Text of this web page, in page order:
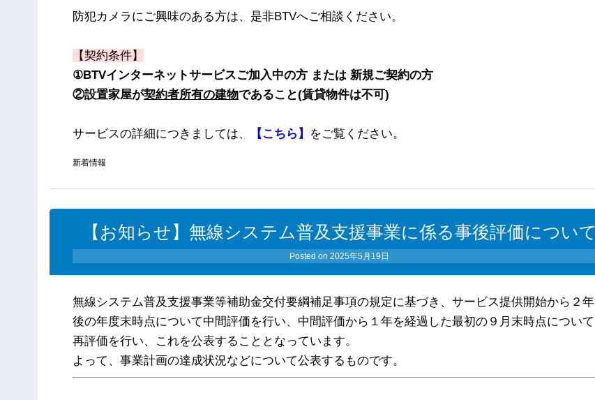
防犯カメラにご興味のある方は、是非BTVへご相談ください。
【契約条件】
①BTVインターネットサービスご加入中の方 または 新規ご契約の方
②設置家屋が契約者所有の建物であること(賃貸物件は不可)
サービスの詳細につきましては、 【こちら】 をご覧ください。
新着情報
【お知らせ】無線システム普及支援事業に係る事後評価について
Posted on2025年5月19日
無線システム普及支援事業等補助金交付要綱補足事項の規定に基づき、サービス提供開始から２年
後の年度末時点について中間評価を行い、中間評価から１年を経過した最初の９月末時点について
再評価を行い、これを公表することとなっています。
よって、事業計画の達成状況などについて公表するものです。